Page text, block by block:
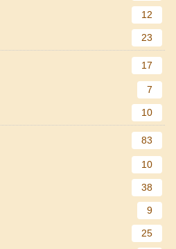
12
23
17
7
10
83
10
38
9
25